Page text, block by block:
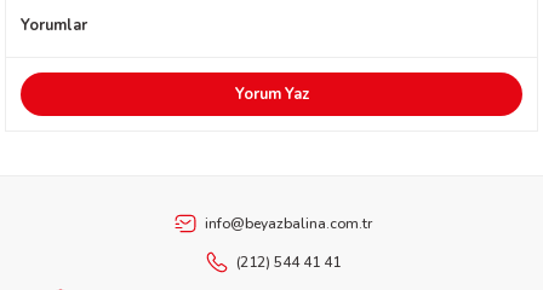
Ürün açıklamasında eksik bilgiler bulunuyor.
Yorumlar
Yorum Yaz
info@beyazbalina.com.tr
(212) 544 41 41